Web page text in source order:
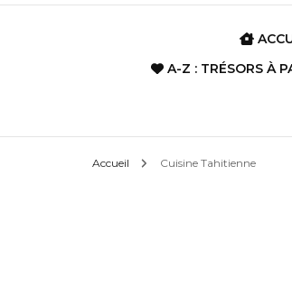
A-Z : TRÉSORS À
Accueil Cuisine Tahitienne